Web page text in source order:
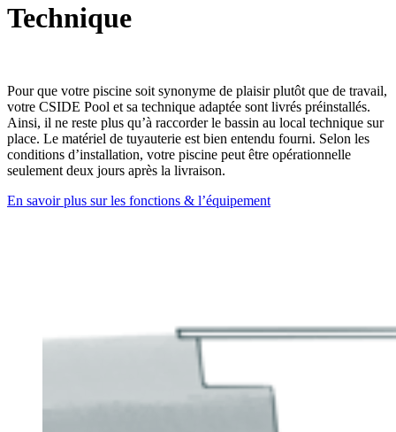
Technique
Pour que votre piscine soit synonyme de plaisir plutôt que de travail,
votre CSIDE Pool et sa technique adaptée sont livrés préinstallés.
Ainsi, il ne reste plus qu’à raccorder le bassin au local technique sur
place. Le matériel de tuyauterie est bien entendu fourni. Selon les
conditions d’installation, votre piscine peut être opérationnelle
seulement deux jours après la livraison.
En savoir plus sur les fonctions & l’équipement